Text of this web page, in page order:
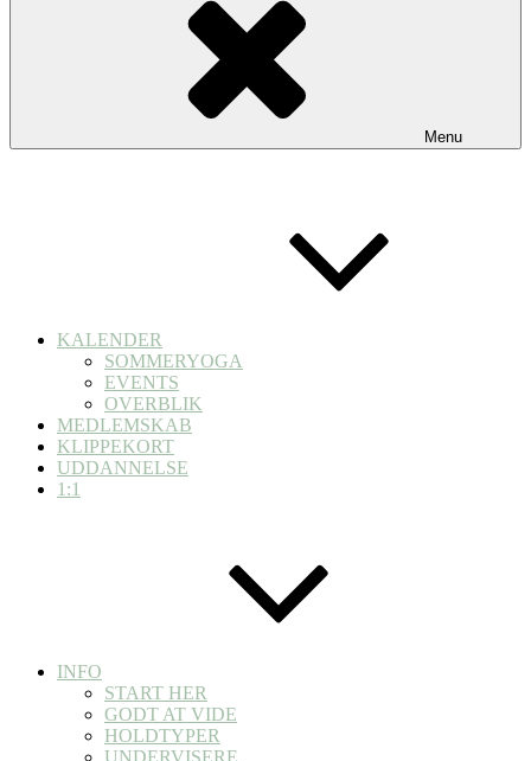
Menu
KALENDER
SOMMERYOGA
EVENTS
OVERBLIK
MEDLEMSKAB
KLIPPEKORT
UDDANNELSE
1:1
INFO
START HER
GODT AT VIDE
HOLDTYPER
UNDERVISERE